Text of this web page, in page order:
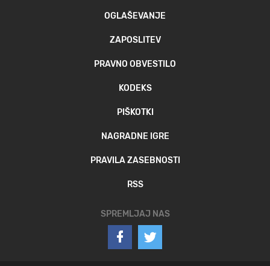
OGLAŠEVANJE
ZAPOSLITEV
PRAVNO OBVESTILO
KODEKS
PIŠKOTKI
NAGRADNE IGRE
PRAVILA ZASEBNOSTI
RSS
SPREMLJAJ NAS